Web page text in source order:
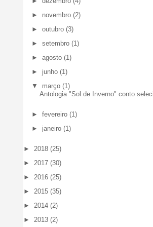
► novembro (2)
► outubro (3)
► setembro (1)
► agosto (1)
► junho (1)
▼ março (1)
Antologia "Sol de Inverno" conto
► fevereiro (1)
► janeiro (1)
► 2018 (25)
► 2017 (30)
► 2016 (25)
► 2015 (35)
► 2014 (2)
► 2013 (2)